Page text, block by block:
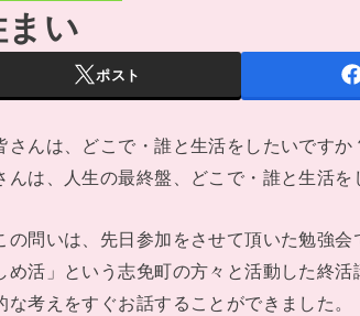
い
ポスト
さんは、どこで・誰と生活をしたいですか
んは、人生の最終盤、どこで・誰と生活を
問いは、先日参加をさせて頂いた勉強会
め活」という志免町の方々と活動した終
な考えをすぐお話することができました。